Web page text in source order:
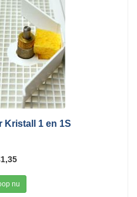
Kristall 1 en 1S
nu